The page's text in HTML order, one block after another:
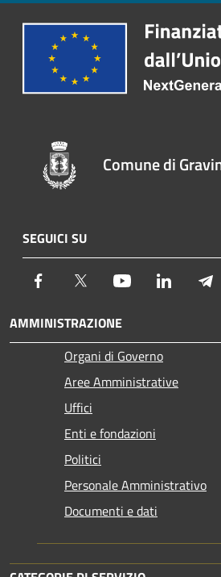
Comune di
SEGUICI SU
Facebook Twitter Youtube LinkedIn
AMMINISTRAZIONE
Organi di Governo
Aree Amministrative
Uffici
Enti e fondazioni
Politici
Personale Amministrativo
Documenti e dati